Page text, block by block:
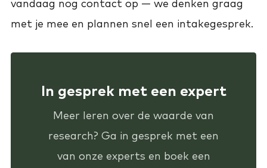
vandaag nog contact op — we denken graag
met je mee en plannen snel een intakegesprek.
In gesprek met een expert
Meer leren over de waarde van
research? Ga in gesprek met een
van onze experts en boek een